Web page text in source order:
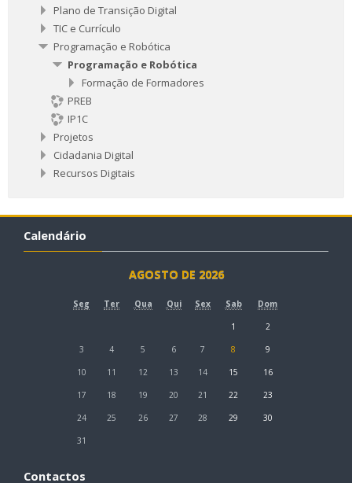
Plano de Transição Digital
TIC e Currículo
Programação e Robótica
Programação e Robótica
Formação de Formadores
PREB
IP1C
Projetos
Cidadania Digital
Recursos Digitais
Calendário
AGOSTO DE 2026
Seg Ter Qua Qui Sex Sab Dom
1 2
3 4 5 6 7 8 9
10 11 12 13 14 15 16
17 18 19 20 21 22 23
24 25 26 27 28 29 30
31
Contactos